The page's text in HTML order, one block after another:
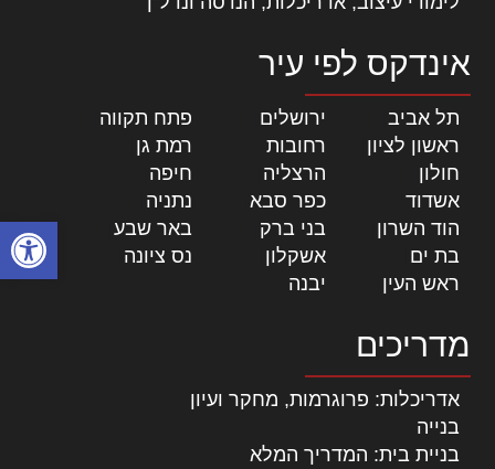
פתח
אינדקס לפי עיר
תל אביב ירושלים פתח תקווה
ראשון לציון
רחובות רמת גן
חולון
הרצליה חיפה
אשדוד
כפר סבא נתניה
הוד השרון
בני ברק באר שבע
בת ים
אשקלון נס ציונה
ראש העין
יבנה
מדריכים
אדריכלות: פרוגרמות, מחקר ועיון
בנייה
בניית בית: המדריך המלא